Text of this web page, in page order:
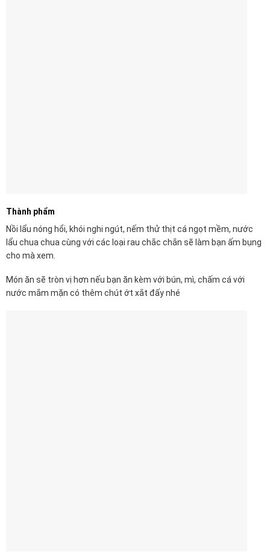
Thành phẩm
Nồi lẩu nóng hổi, khói nghi ngút, nếm thử thịt cá ngọt mềm, nước
lẩu chua chua cùng với các loại rau chắc chắn sẽ làm bạn ấm bụng
cho mà xem.
Món ăn sẽ tròn vị hơn nếu bạn ăn kèm với bún, mì, chấm cá với
nước mắm mặn có thêm chút ớt xắt đấy nhé